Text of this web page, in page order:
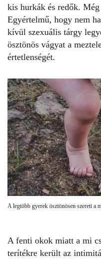
kis hurkák és redők.
Egyértelmű, hogy nem
kívül szexuális tárgy
ösztönös vágyat a
értetlenségét.
A legtöbb gyerek ösztönösen szereti a
A fenti okok miatt a mi
terítékre került az